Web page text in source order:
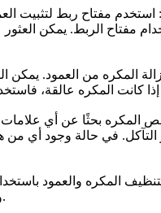
الخطوة 5: استخدم مفتاح ربط
مفتاح الربط. يمكن
قم بإزالة المكره من العمود.
7: افحص المكره بحثًا عن أي
التآكل. في حالة وجود أي من
8: قم بتنظيف المكره والعمود
وقطعة قماش ناعمة.